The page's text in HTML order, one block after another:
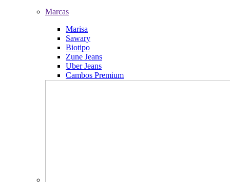
Marcas
Marisa
Sawary
Biotipo
Zune Jeans
Uber Jeans
Cambos Premium